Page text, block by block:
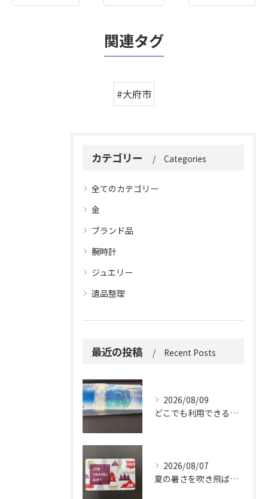
関連タグ
#大府市
カテゴリー Categories
全てのカテゴリー
金
ブランド品
腕時計
ジュエリー
遺品整理
最近の投稿 Recent Posts
2026/08/09
どこでも利用できる便利さ。
2026/08/07
夏の暑さを吹き飛ばしに来てください。